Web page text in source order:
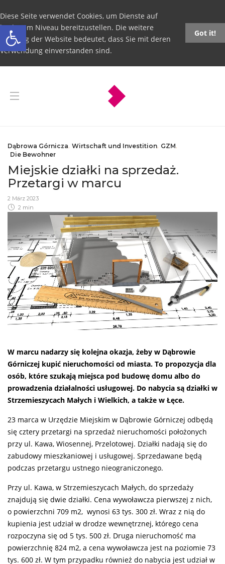
Open toolbar
Diese Seite verwendet Cookies, um Dienste auf
höchstem Niveau bereitzustellen. Die weitere
Nutzung der Website bedeutet, dass Sie mit deren
Verwendung einverstanden sind.
Got it!
Dąbrowa Górnicza, Wirtschaft und Investition, GZM,
Die Bewohner
Miejskie działki na sprzedaż.
Przetargi w marcu
2 März 2023
2 min
W marcu nadarzy się kolejna okazja, żeby w Dąbrowie
Górniczej kupić nieruchomości od miasta. To propozycja dla
osób, które szukają miejsca pod budowę domu albo do
prowadzenia działalności usługowej. Do nabycia są działki w
Strzemieszycach Małych i Wielkich, a także w Łęce.
23 marca w Urzędzie Miejskim w Dąbrowie Górniczej odbędą
się cztery przetargi na sprzedaż nieruchomości położonych
przy ul. Kawa, Wiosennej, Przelotowej. Działki nadają się do
zabudowy mieszkaniowej i usługowej. Sprzedawane będą
podczas przetargu ustnego nieograniczonego.
Przy ul. Kawa, w Strzemieszycach Małych, do sprzedaży
znajdują się dwie działki. Cena wywoławcza pierwszej z nich,
o powierzchni 709 m2, wynosi 63 tys. 300 zł. Wraz z nią do
kupienia jest udział w drodze wewnętrznej, którego cena
rozpoczyna się od 5 tys. 500 zł. Druga nieruchomość ma
powierzchnię 824 m2, a cena wywoławcza jest na poziomie 73
tys. 600 zł. W tym przypadku również do nabycia jest udział w